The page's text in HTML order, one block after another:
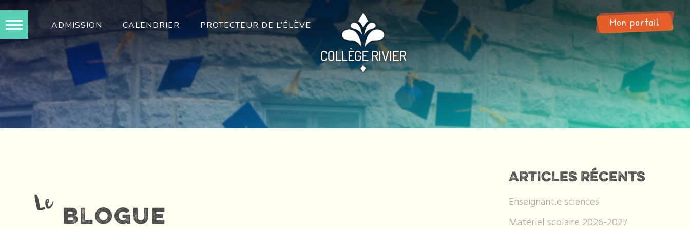
Skip
to
content
ADMISSION CALENDRIER PROTECTEUR DE L’ÉLÈVE Mon portail
Le blogue
ARTICLES RÉCENTS
Enseignant.e sciences
Matériel scolaire 2026-2027